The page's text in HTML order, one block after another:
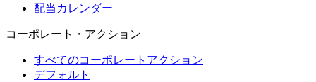
配当カレンダー
コーポレート・アクション
すべてのコーポレートアクション
デフォルト